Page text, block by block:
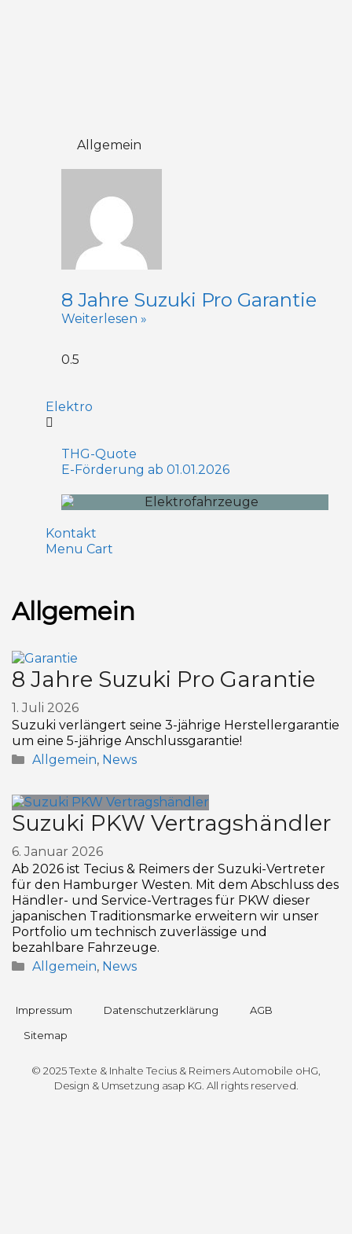
Allgemein
8 Jahre Suzuki Pro Garantie
Weiterlesen »
Elektro
THG-Quote
E-Förderung ab 01.01.2026
Kontakt
Menu Cart
Allgemein
8 Jahre Suzuki Pro Garantie
1. Juli 2026
Suzuki verlängert seine 3-jährige Herstellergarantie
um eine 5-jährige Anschlussgarantie!
Allgemein, News
Suzuki PKW Vertragshändler
6. Januar 2026
Ab 2026 ist Tecius & Reimers der Suzuki-Vertreter
für den Hamburger Westen. Mit dem Abschluss des
Händler- und Service-Vertrages für PKW dieser
japanischen Traditionsmarke erweitern wir unser
Portfolio um technisch zuverlässige und
bezahlbare Fahrzeuge.
Allgemein, News
Impressum Datenschutz­erklärung
AGB
Sitemap
© 2025 Texte & Inhalte Tecius & Reimers Automobile oHG,
Design & Umsetzung asap KG . All rights reserved.